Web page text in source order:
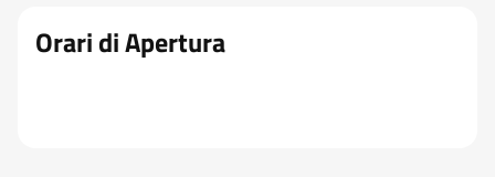
Orari di Apertura